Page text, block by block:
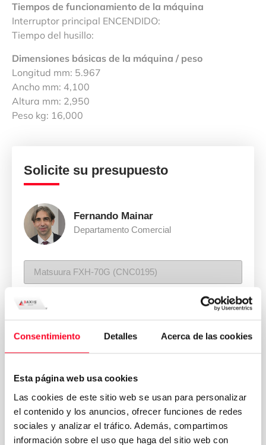
Consentimiento Detalles Acerca de las cookies
Esta página web usa cookies
Las cookies de este sitio web se usan para personalizar
el contenido y los anuncios, ofrecer funciones de redes
sociales y analizar el tráfico. Además, compartimos
información sobre el uso que haga del sitio web con
Tiempos de funcionamiento de la máquina
Interruptor principal ENCENDIDO:
Tiempo del husillo:
Dimensiones básicas de la máquina / peso
Longitud mm: 5.967
Ancho mm: 4,100
Altura mm: 2,950
Peso kg: 16,000
Solicite su presupuesto
Fernando Mainar
Departamento Comercial